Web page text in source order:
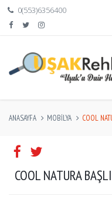
0(553)6356400
ANASAYFA MOBILYA COOL
COOL NATURA